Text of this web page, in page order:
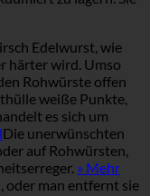
Edelwurst, wie
härter wird. Umso
Rohwürste offen
weiße Punkte,
es sich um
Die unerwünschten
auf Rohwürsten,
» Mehr
oder man entfernt sie